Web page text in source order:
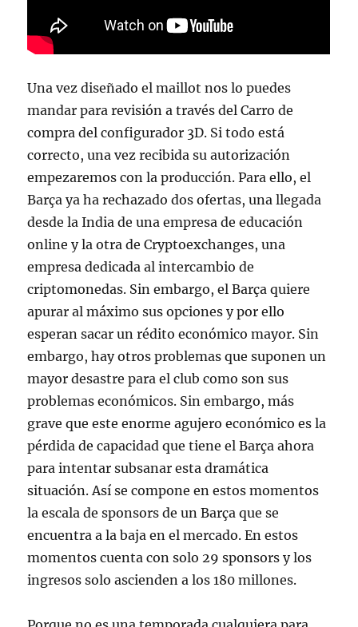
Una vez diseñado el maillot nos lo puedes
mandar para revisión a través del Carro de
compra del configurador 3D. Si todo está
correcto, una vez recibida su autorización
empezaremos con la producción. Para ello, el
Barça ya ha rechazado dos ofertas, una llegada
desde la India de una empresa de educación
online y la otra de Cryptoexchanges, una
empresa dedicada al intercambio de
criptomonedas. Sin embargo, el Barça quiere
apurar al máximo sus opciones y por ello
esperan sacar un rédito económico mayor. Sin
embargo, hay otros problemas que suponen un
mayor desastre para el club como son sus
problemas económicos. Sin embargo, más
grave que este enorme agujero económico es la
pérdida de capacidad que tiene el Barça ahora
para intentar subsanar esta dramática
situación. Así se compone en estos momentos
la escala de sponsors de un Barça que se
encuentra a la baja en el mercado. En estos
momentos cuenta con solo 29 sponsors y los
ingresos solo ascienden a los 180 millones.